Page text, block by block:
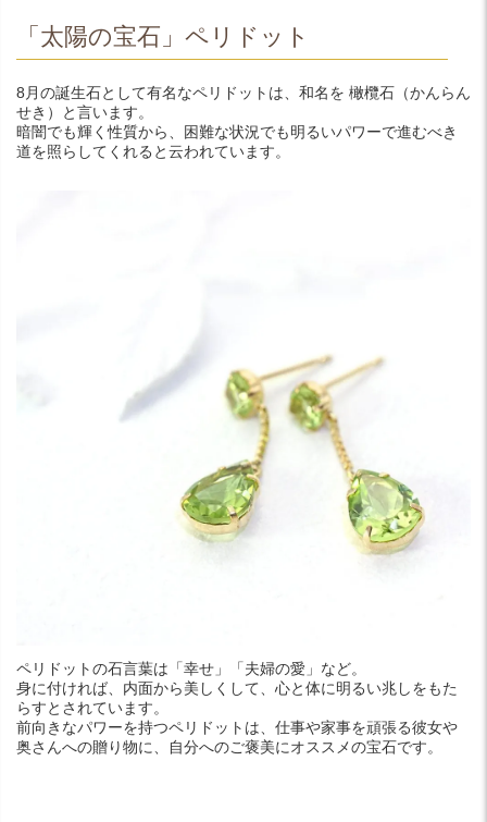
「太陽の宝石」ペリドット
8月の誕生石として有名なペリドットは、和名を 橄欖石（かんらん
せき）と言います。
暗闇でも輝く性質から、困難な状況でも明るいパワーで進むべき
道を照らしてくれると云われています。
ペリドットの石言葉は「幸せ」「夫婦の愛」など。
身に付ければ、内面から美しくして、心と体に明るい兆しをもた
らすとされています。
前向きなパワーを持つペリドットは、仕事や家事を頑張る彼女や
奥さんへの贈り物に、自分へのご褒美にオススメの宝石です。